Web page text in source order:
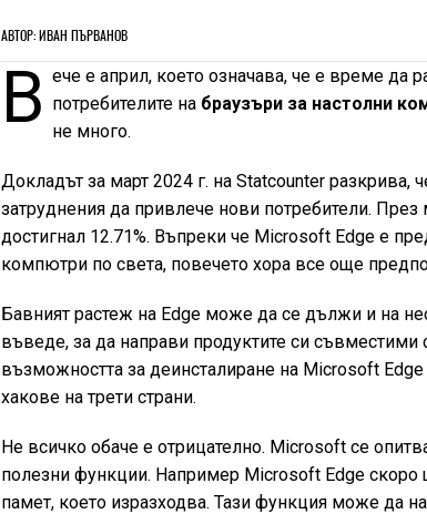
АВТОР: ИВАН ПЪРВАНОВ
В ече е април, което означава, че е време да
потребителите на браузъри за настолни
не много.
Докладът за март 2024 г. на Statcounter разкрива,
затруднения да привлече нови потребители. През
достигнал 12.71%. Въпреки че Microsoft Edge е
компютри по света, повечето хора все още
Бавният растеж на Edge може да се дължи и на
въведе, за да направи продуктите си съвместими
възможността за деинсталиране на Microsoft
хакове на трети страни.
Не всичко обаче е отрицателно. Microsoft се
полезни функции. Например Microsoft Edge скоро
памет, което изразходва. Тази функция може да